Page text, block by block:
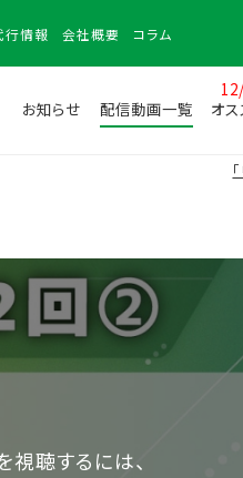
行情報 会社概要 コラム
お知らせ 配信動画一覧
オ
視聴するには、